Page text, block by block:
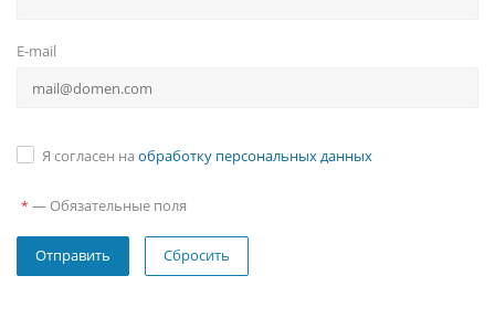
E-mail
Я согласен на обработку персональных данных
* — Обязательные поля
Сбросить